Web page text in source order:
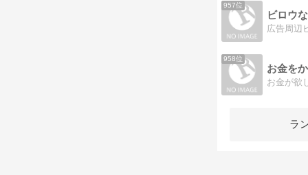
957位
ビロウ
958位
お金を
お金が欲
ラ